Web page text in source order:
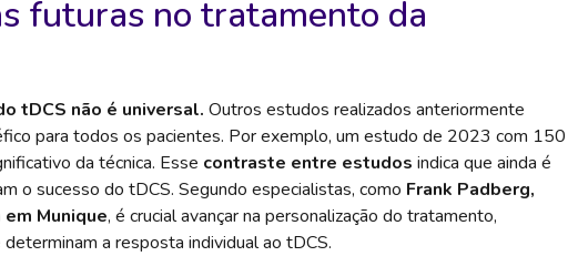
futuras no tratamento da
tDCS não é universal. Outros estudos realizados anteriormente
para todos os pacientes. Por exemplo, um estudo de 2023 com 150
da técnica. Esse contraste entre estudos indica que ainda é
o sucesso do tDCS. Segundo especialistas, como Frank Padberg,
Munique, é crucial avançar na personalização do tratamento,
a resposta individual ao tDCS.